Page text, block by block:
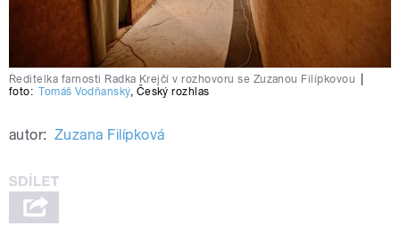
Ředitelka farnosti Radka Krejčí v rozhovoru se Zuzanou Filípkovou
foto: Tomáš Vodňanský, Český rozhlas
autor: Zuzana Filípková